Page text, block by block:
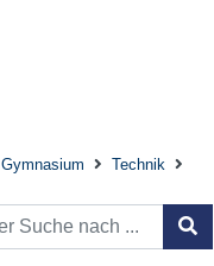
Gymnasium
Technik